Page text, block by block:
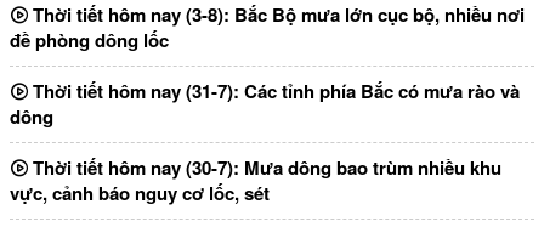
Thời tiết hôm nay (3-8): Bắc Bộ mưa lớn cục bộ, nhiều nơi
đề phòng dông lốc
Thời tiết hôm nay (31-7): Các tỉnh phía Bắc có mưa rào và
dông
Thời tiết hôm nay (30-7): Mưa dông bao trùm nhiều khu
vực, cảnh báo nguy cơ lốc, sét